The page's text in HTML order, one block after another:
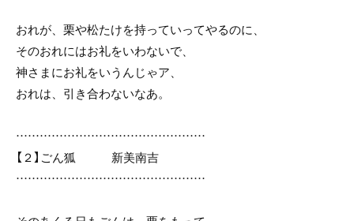
おれが、栗や松たけを持っていってやるのに、
そのおれにはお礼をいわないで、
神さまにお礼をいうんじゃア、
おれは、引き合わないなあ。
…………………………………………
【２】ごん狐 新美南吉
…………………………………………